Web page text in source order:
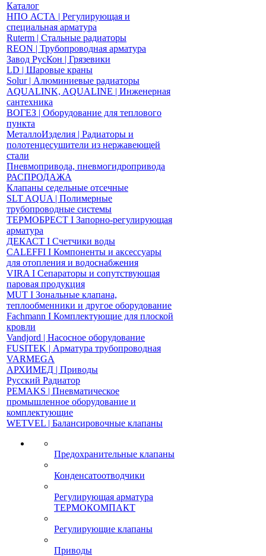
Каталог
НПО АСТА | Регулирующая и
специальная арматура
Ruterm | Стальные радиаторы
REON | Трубопроводная арматура
Завод РусКон | Грязевики
LD | Шаровые краны
Solur | Алюминиевые радиаторы
AQUALINK, AQUALINE | Инженерная
сантехника
ВОГЕЗ | Оборудование для теплового
пункта
МеталлоИзделия | Радиаторы и
полотенцесушители из нержавеющей
стали
Пневмопривода, пневмогидропривода
РАСПРОДАЖА
Клапаны седельные отсечные
SLT AQUA | Полимерные
трубопроводные системы
ТЕРМОБРЕСТ І Запорно-регулирующая
арматура
ДЕКАСТ І Счетчики воды
CALEFFI І Компоненты и аксессуары
для отопления и водоснабжения
VIRA І Сепараторы и сопутствующая
паровая продукция
MUT І Зональные клапана,
теплообменники и другое оборудование
Fachmann І Комплектующие для плоской
кровли
Vandjord | Насосное оборудование
FUSITEK | Арматура трубопроводная
VARMEGA
АРХИМЕД | Приводы
Русский Радиатор
PEMAKS | Пневматическое
промышленное оборудование и
комплектующие
WETVEL | Балансировочные клапаны
Предохранительные клапаны
Конденсатоотводчики
Регулирующая арматура
ТЕРМОКОМПАКТ
Регулирующие клапаны
Приводы